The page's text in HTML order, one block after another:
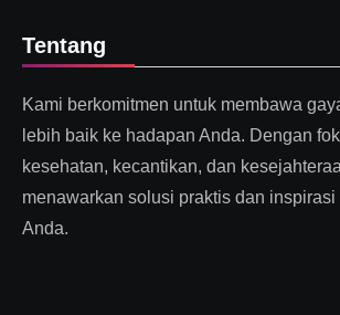
Tentang
Kami berkomitmen untuk membawa
lebih baik ke hadapan Anda. Dengan
kesehatan, kecantikan, dan
menawarkan solusi praktis dan
Anda.